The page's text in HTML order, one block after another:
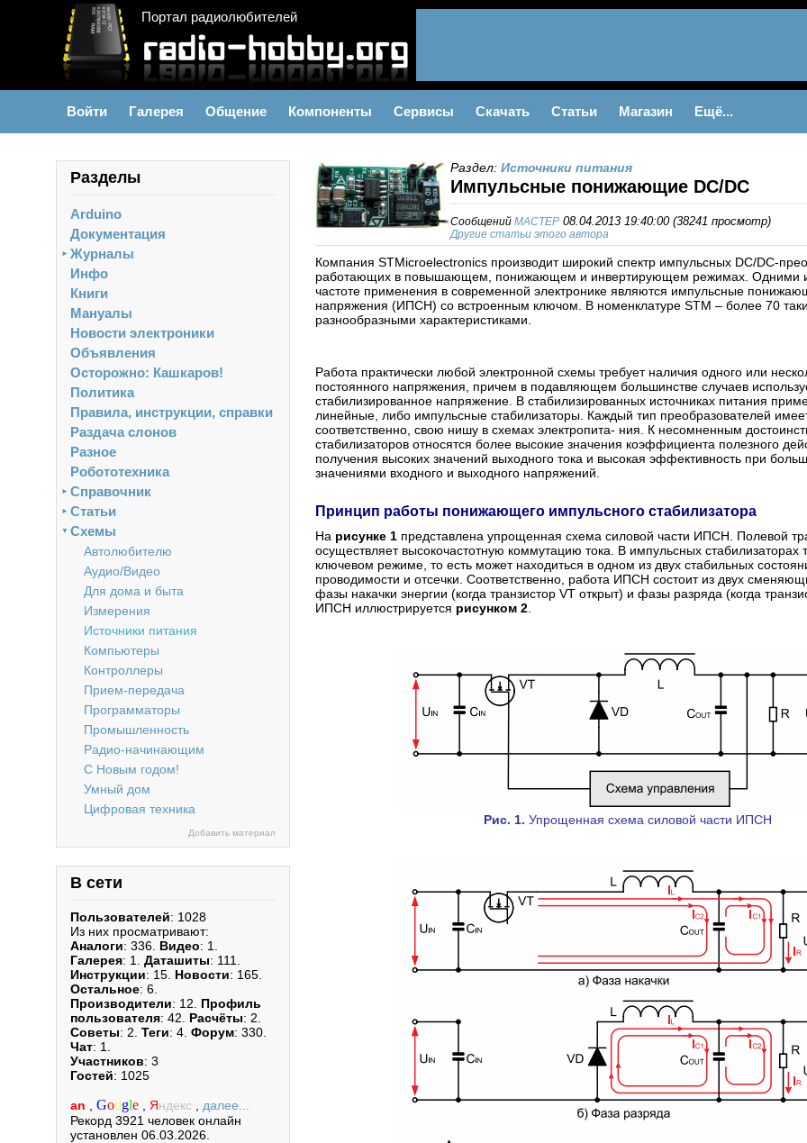
Портал радиолюбителей
Войти Галерея Общение Компоненты Сервисы Скачать Статьи Магазин Ещё...
Разделы
Arduino
Документация
Журналы
►
Инфо
Книги
Мануалы
Новости электроники
Объявления
Осторожно: Кашкаров!
Политика
Правила, инструкции, справки
Раздача слонов
Разное
Робототехника
Справочник
►
Статьи
►
Схемы
▼
Автолюбителю
Аудио/Видео
Для дома и быта
Измерения
Источники питания
Компьютеры
Контроллеры
Прием-передача
Программаторы
Промышленность
Радио-начинающим
С Новым годом!
Умный дом
Цифровая техника
Добавить материал
В сети
Пользователей: 1028
Из них просматривают:
Аналоги: 336. Видео: 1.
Галерея: 1. Даташиты: 111.
Инструкции: 15. Новости: 165.
Остальное: 6.
Производители: 12. Профиль
пользователя: 42. Расчёты: 2.
Советы: 2. Теги: 4. Форум: 330.
Чат: 1.
Участников: 3
Гостей: 1025
an Google Яндекс
далее...
Рекорд 3921 человек онлайн
установлен 06.03.2026.
Раздел: Источники питания
Импульсные понижающие DC/DC
Сообщений MACTEP 08.04.2013 19:40:00 (38241 просмотр)
Другие статьи этого автора
Компания STMicroelectronics производит широкий спектр импульсных DC/DC-
работающих в повышающем, понижающем и инвертирующем режимах. Одними
частоте применения в современной электронике являются импульсные
напряжения (ИПСН) со встроенным ключом. В номенклатуре STM – более 70
разнообразными характеристиками.
Работа практически любой электронной схемы требует наличия одного или
постоянного напряжения, причем в подавляющем большинстве случаев
стабилизированное напряжение. В стабилизированных источниках питания
линейные, либо импульсные стабилизаторы. Каждый тип преобразователей
соответственно, свою нишу в схемах электропита- ния. К несомненным
стабилизаторов относятся более высокие значения коэффициента полезного
получения высоких значений выходного тока и высокая эффективность при
значениями входного и выходного напряжений.
Принцип работы понижающего импульсного стабилизатора
На рисунке 1 представлена упрощенная схема силовой части ИПСН. Полевой
осуществляет высокочастотную коммутацию тока. В импульсных стабилизаторах
ключевом режиме, то есть может находиться в одном из двух стабильных
проводимости и отсечки. Соответственно, работа ИПСН состоит из двух
фазы накачки энергии (когда транзистор VT открыт) и фазы разряда (когда
ИПСН иллюстрируется рисунком 2
Рис. 1. Упрощенная схема силовой части ИПСН